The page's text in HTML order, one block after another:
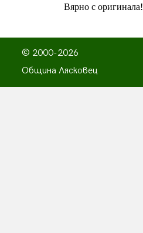
Вярно с оригинала!
© 2000-2026
Община Лясковец